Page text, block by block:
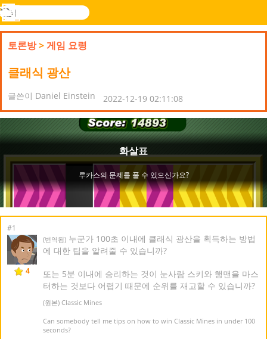
Novel
검
색
로그
메
뉴
토론방>게임 요령
클래식 광산
글쓴이 Daniel Einstein 2022-12-19 02:11:08
#1
4
(번역됨) 누군가 100초 이내에 클래식 광산을 획득하는 방법
에 대한 팁을 알려줄 수 있습니까?
또는 5분 이내에 승리하는 것이 눈사람 스키와 행맨을 마스
터하는 것보다 어렵기 때문에 순위를 재고할 수 있습니까?
(원본) Classic Mines
Can somebody tell me tips on how to win Classic Mines in under 100
seconds?